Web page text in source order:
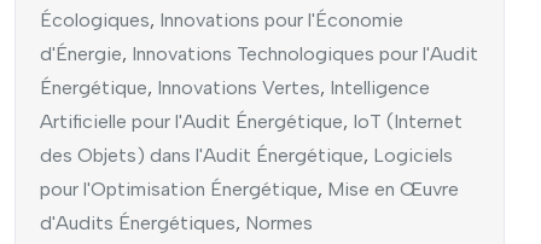
Écologiques, Innovations pour l'Économie
d'Énergie, Innovations Technologiques pour l'Audit
Énergétique, Innovations Vertes, Intelligence
Artificielle pour l'Audit Énergétique, IoT (Internet
des Objets) dans l'Audit Énergétique, Logiciels
pour l'Optimisation Énergétique, Mise en Œuvre
d'Audits Énergétiques, Normes